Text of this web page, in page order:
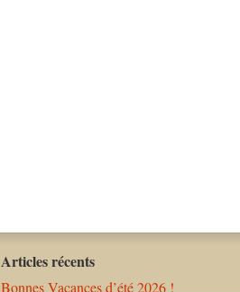
Articles récents
Bonnes Vacances d’été 2026 !